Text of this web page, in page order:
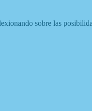
sobre las